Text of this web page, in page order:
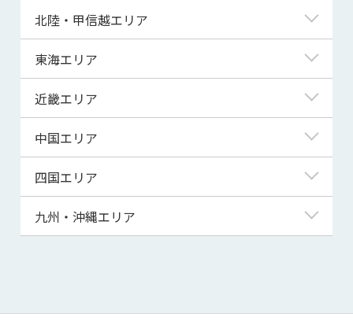
青森県
宮城県
秋田県
山形県
東京都
神奈川県
埼玉県
千葉県
茨城県
群馬県
北陸・甲信越エリア
新潟県
富山県
福井県
山梨県
長野県
東海エリア
岐阜県
静岡県
三重県
近畿エリア
滋賀県
京都府
大阪府
兵庫県
和歌山県
中国エリア
鳥取県
島根県
山口県
四国エリア
徳島県
高知県
九州・沖縄エリア